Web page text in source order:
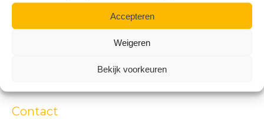
Accepteren
Weigeren
Bekijk voorkeuren
Contact